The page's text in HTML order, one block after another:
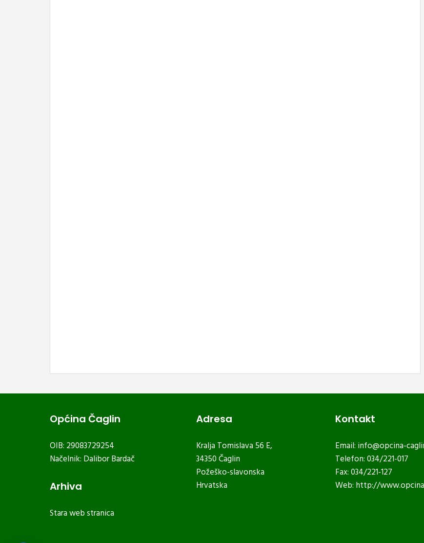
Općina Čaglin
OIB: 29083729254
Načelnik: Dalibor Bardač
Arhiva
Stara web stranica
Adresa
Kralja Tomislava 56 E,
34350 Čaglin
Požeško-slavonska
Hrvatska
Kontakt
Email: info@opcina-
Telefon: 034/221-017
Fax: 034/221-127
Web: http://